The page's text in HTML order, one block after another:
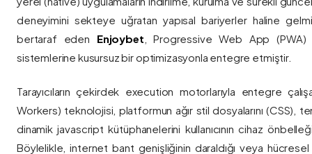
deneyimini sekteye uğratan yapısal bariyerler haline
bertaraf eden Enjoybet , Progressive Web App (PWA)
sistemlerine kusursuz bir optimizasyonla entegre etmiştir.
Tarayıcıların çekirdek execution motorlarıyla entegre
Workers) teknolojisi, platformun ağır stil dosyalarını (CSS),
dinamik javascript kütüphanelerini kullanıcının cihaz
Böylelikle, internet bant genişliğinin daraldığı veya